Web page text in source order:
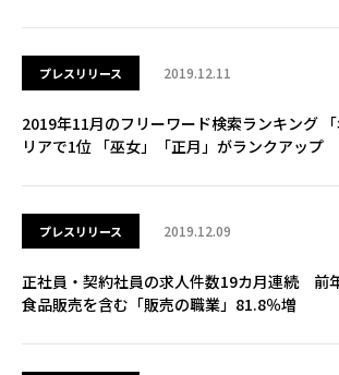
プレスリリース 2019.12.11
2019年11月のフリーワード検索ランキング
リアで1位 「巫女」「正月」がランクアップ
プレスリリース 2019.12.09
正社員・契約社員の求人件数19カ月連続 前
食品販売を含む「販売の職業」81.8％増